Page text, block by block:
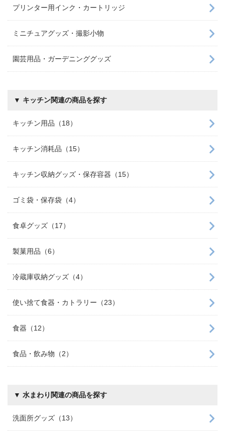
プリンター用インク・カートリッジ
ミニチュアグッズ・撮影小物
園芸用品・ガーデニンググッズ
▼ キッチン関連の商品を探す
キッチン用品（18）
キッチン消耗品（15）
キッチン収納グッズ・保存容器（15）
ゴミ袋・保存袋（4）
食卓グッズ（17）
製菓用品（6）
冷蔵庫収納グッズ（4）
使い捨て食器・カトラリー（23）
食器（12）
食品・飲み物（2）
▼ 水まわり関連の商品を探す
洗面所グッズ（13）